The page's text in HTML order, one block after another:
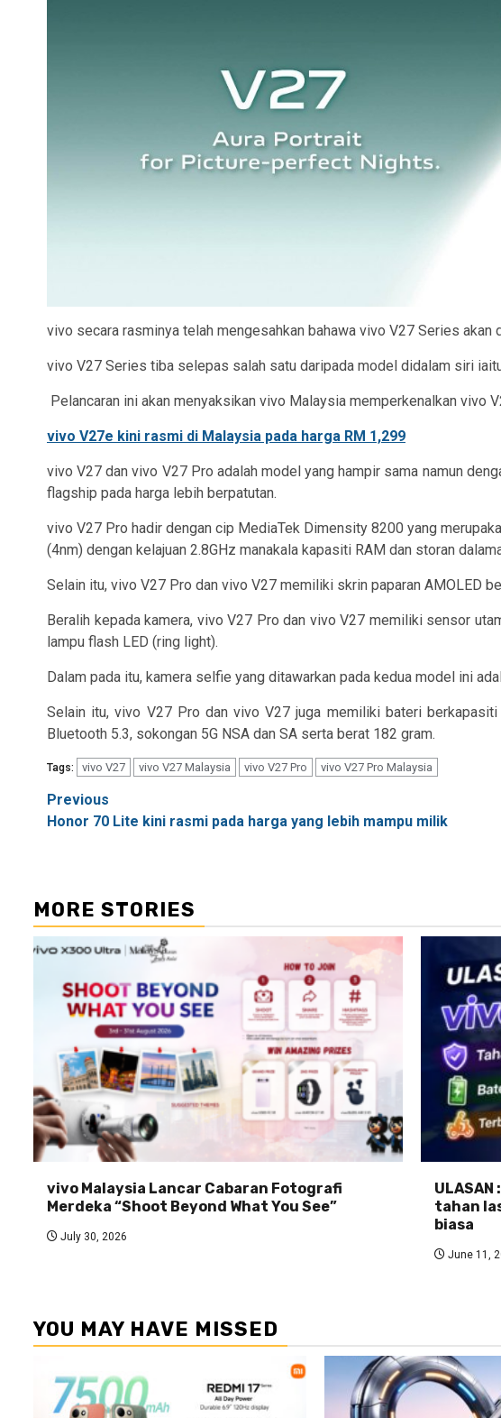
vivo secara rasminya telah mengesahkan bahawa vivo V27 Series akan
vivo V27 Series tiba selepas salah satu daripada model didalam siri
Pelancaran ini akan menyaksikan vivo Malaysia memperkenalkan vivo
vivo V27e kini rasmi di Malaysia pada harga RM 1,299
vivo V27 dan vivo V27 Pro adalah model yang hampir sama namun
flagship pada harga lebih berpatutan.
vivo V27 Pro hadir dengan cip MediaTek Dimensity 8200 yang
(4nm) dengan kelajuan 2.8GHz manakala kapasiti RAM dan storan
Selain itu, vivo V27 Pro dan vivo V27 memiliki skrin paparan AMOLED
Beralih kepada kamera, vivo V27 Pro dan vivo V27 memiliki sensor
lampu flash LED (ring light).
Dalam pada itu, kamera selfie yang ditawarkan pada kedua model ini
Selain itu, vivo V27 Pro dan vivo V27 juga memiliki bateri berkapasiti
Bluetooth 5.3, sokongan 5G NSA dan SA serta berat 182 gram.
Tags: vivo V27 vivo V27 Malaysia vivo V27 Pro vivo V27 Pro Malaysia
Post
navigation
Previous
Honor 70 Lite kini rasmi pada harga yang lebih mampu milik
MORE STORIES
vivo Malaysia Lancar Cabaran Fotografi
Merdeka “Shoot Beyond What You See”
July 30, 2026
tahan
biasa
June 11,
YOU MAY HAVE MISSED